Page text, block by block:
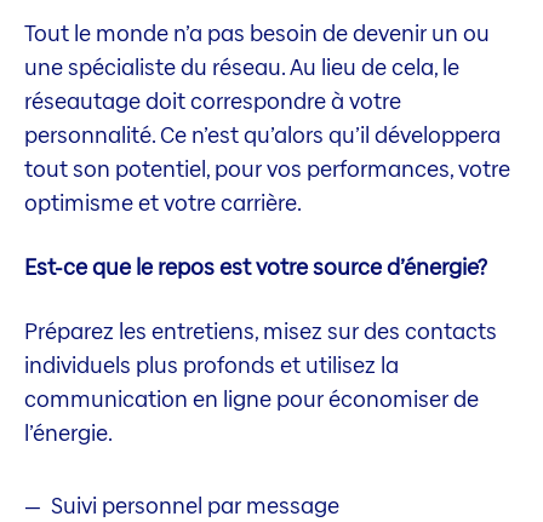
Tout le monde n’a pas besoin de devenir un ou
une spécialiste du réseau. Au lieu de cela, le
réseautage doit correspondre à votre
personnalité. Ce n’est qu’alors qu’il développera
tout son potentiel, pour vos performances, votre
optimisme et votre carrière.
Est-ce que le repos est votre source d’énergie?
Préparez les entretiens, misez sur des contacts
individuels plus profonds et utilisez la
communication en ligne pour économiser de
l’énergie.
Suivi personnel par message